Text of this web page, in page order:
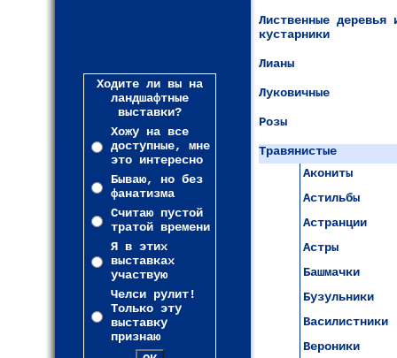
Ходите ли вы на
ландшафтные
выставки?
Хожу на все
доступные, мне
это интересно
Бываю, но без
фанатизма
Считаю пустой
тратой времени
Я в этих
выставках
участвую
Челси рулит!
Только эту
выставку
признаю
Лиственные деревья
кустарники
Лианы
Луковичные
Розы
Травянистые
Акониты
Астильбы
Астранции
Астры
Башмачки
Бузульники
Василистники
Вероники